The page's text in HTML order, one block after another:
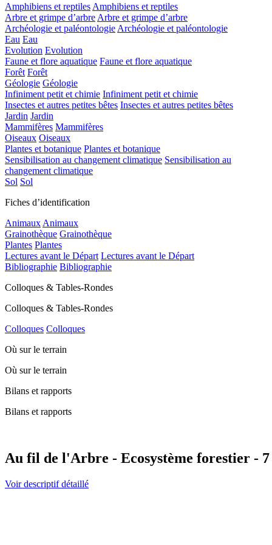
Amphibiens et reptiles Amphibiens et reptiles
Arbre et grimpe d’arbre Arbre et grimpe d’arbre
Archéologie et paléontologie Archéologie et paléontologie
Eau Eau
Evolution Evolution
Faune et flore aquatique Faune et flore aquatique
Forêt Forêt
Géologie Géologie
Infiniment petit et chimie Infiniment petit et chimie
Insectes et autres petites bêtes Insectes et autres petites bêtes
Jardin Jardin
Mammifères Mammifères
Oiseaux Oiseaux
Plantes et botanique Plantes et botanique
Sensibilisation au changement climatique Sensibilisation au
changement climatique
Sol Sol
Fiches d’identification
Animaux Animaux
Grainothèque Grainothèque
Plantes Plantes
Lectures avant le Départ Lectures avant le Départ
Bibliographie Bibliographie
Colloques & Tables-Rondes
Colloques & Tables-Rondes
Colloques Colloques
Où sur le terrain
Où sur le terrain
Bilans et rapports
Bilans et rapports
Au fil de l'Arbre - Ecosystème forestier -
Voir descriptif détaillé